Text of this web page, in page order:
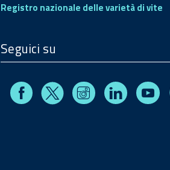
Registro nazionale delle varietà di vite
Seguici su
Facebook
X InstagramLinkedin